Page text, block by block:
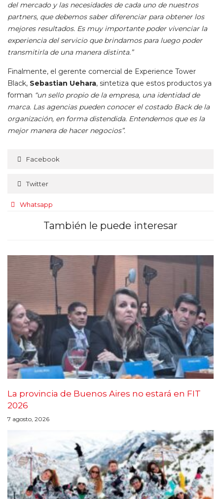
del mercado y las necesidades de cada uno de nuestros
partners, que debemos saber diferenciar para obtener los
mejores resultados. Es muy importante poder vivenciar la
experiencia del servicio que brindamos para luego poder
transmitirla de una manera distinta.”
Finalmente, el gerente comercial de Experience Tower
Black, Sebastian Uehara, sintetiza que estos productos ya
forman “un sello propio de la empresa, una identidad de
marca. Las agencias pueden conocer el costado Back de la
organización, en forma distendida. Entendemos que es la
mejor manera de hacer negocios”.
Facebook
Twitter
Whatsapp
También le puede interesar
La provincia de Buenos Aires no estará en FIT
2026
7 agosto, 2026